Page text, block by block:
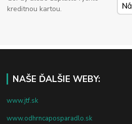
kreditnou kartou.
NAŠE ĎALŠIE WEBY:
www.jtf.sk
www.odhrncaposparadlo.sk